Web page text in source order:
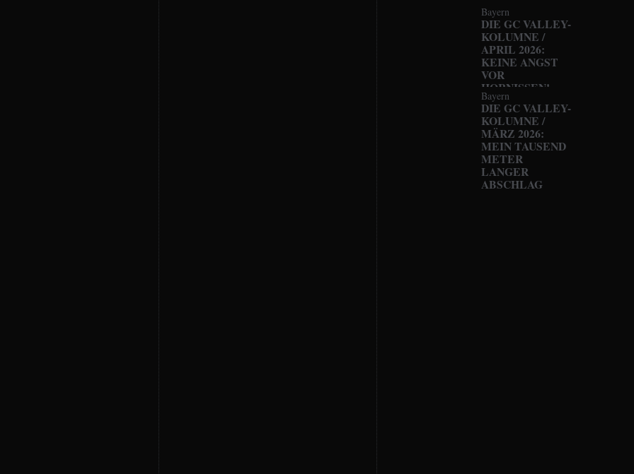
Bayern
DIE GC VALLEY-
KOLUMNE /
APRIL 2026:
KEINE ANGST
VOR
HORNISSEN!
Bayern
DIE GC VALLEY-
KOLUMNE /
MÄRZ 2026:
MEIN TAUSEND
METER
LANGER
ABSCHLAG